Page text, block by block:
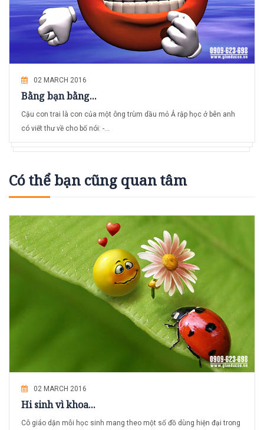
02 MARCH 2016
Bằng bạn bằng...
Cậu con trai là con của một ông trùm dầu mỏ Ả rập học ở bên anh
có viết thư về cho bố nói: -...
Có thể bạn cũng quan tâm
02 MARCH 2016
Hi sinh vì khoa...
Cô giáo dặn mỗi học sinh mang theo một số đồ dùng hiện đại trong